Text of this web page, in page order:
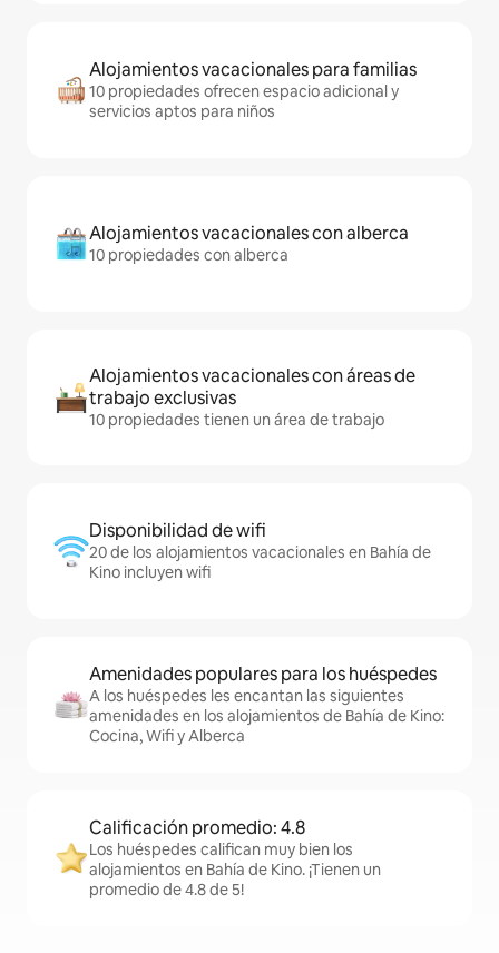
Alojamientos vacacionales para familias
10 propiedades ofrecen espacio adicional y
servicios aptos para niños
Alojamientos vacacionales con alberca
10 propiedades con alberca
Alojamientos vacacionales con áreas de
trabajo exclusivas
10 propiedades tienen un área de trabajo
Disponibilidad de wifi
20 de los alojamientos vacacionales en Bahía de
Kino incluyen wifi
Amenidades populares para los huéspedes
A los huéspedes les encantan las siguientes
amenidades en los alojamientos de Bahía de Kino:
Cocina, Wifi y Alberca
Calificación promedio: 4.8
Los huéspedes califican muy bien los
alojamientos en Bahía de Kino. ¡Tienen un
promedio de 4.8 de 5!